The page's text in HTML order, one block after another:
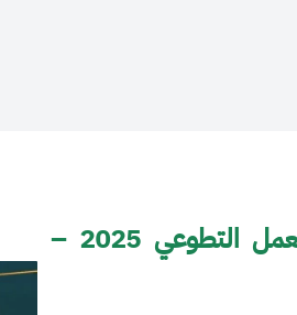
جامعة الجوف تفوز بالجائزة الوطنية للعمل التطوعي 2025 –